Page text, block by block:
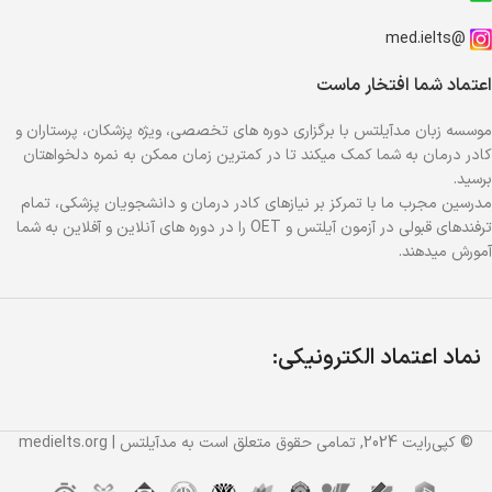
@med.ielts
اعتماد شما افتخار ماست
موسسه زبان مدآیلتس با برگزاری دوره های تخصصی، ویژه پزشکان، پرستاران و
کادر درمان به شما کمک میکند تا در کمترین زمان ممکن به نمره دلخواهتان
برسید.
مدرسین مجرب ما با تمرکز بر نیازهای کادر درمان و دانشجویان پزشکی، تمام
ترفندهای قبولی در آزمون آیلتس و OET را در دوره های آنلاین و آفلاین به شما
آمورش میدهند.
نماد اعتماد الکترونیکی:
© کپی‌رایت 2024, تمامی حقوق متعلق است به مدآیلتس | medielts.org